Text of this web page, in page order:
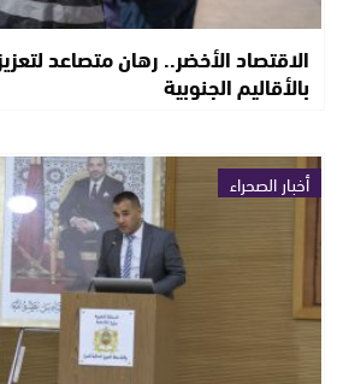
الاقتصاد الأخضر.. رهان متصاعد
بالأقاليم الجنوبية
أخبار الصحراء